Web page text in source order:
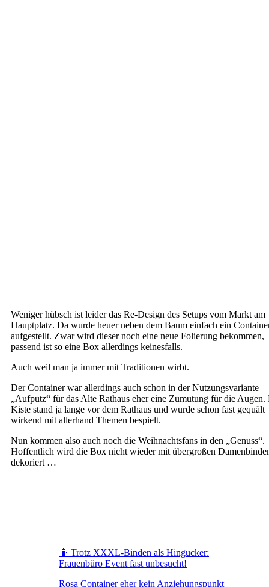
Weniger hübsch ist leider das Re-Design des Setups vom Markt am
Hauptplatz. Da wurde heuer neben dem Baum einfach ein
aufgestellt. Zwar wird dieser noch eine neue Folierung bekommen,
passend ist so eine Box allerdings keinesfalls.
Auch weil man ja immer mit Traditionen wirbt.
Der Container war allerdings auch schon in der Nutzungsvariante
„Aufputz“ für das Alte Rathaus eher eine Zumutung für die Augen.
Kiste stand ja lange vor dem Rathaus und wurde schon fast gequält
wirkend mit allerhand Themen bespielt.
Nun kommen also auch noch die Weihnachtsfans in den „Genuss“.
Hoffentlich wird die Box nicht wieder mit übergroßen
dekoriert …
🤷 Trotz XXXL-Binden als Hingucker:
Frauenbüro Event fast unbesucht!
Rosa Container eher kein Anziehungspunkt